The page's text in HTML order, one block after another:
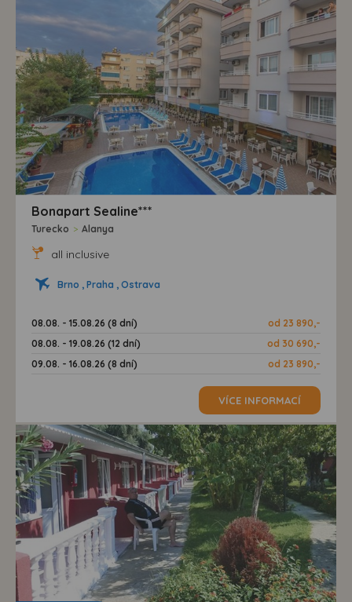
Bonapart Sealine***
Turecko > Alanya
all inclusive
Brno , Praha , Ostrava
08.08. - 15.08.26 (8 dní)
od 23 890,-
08.08. - 19.08.26 (12 dní)
od 30 690,-
09.08. - 16.08.26 (8 dní)
od 23 890,-
VÍCE INFORMACÍ